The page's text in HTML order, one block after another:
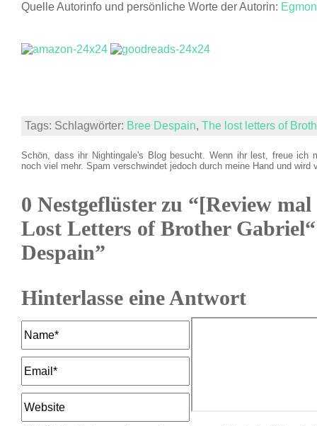
Quelle Autorinfo und persönliche Worte der Autorin:
Tags: Schlagwörter: Bree Despain, The lost letters of
Schön, dass ihr Nightingale's Blog besucht. Wenn ihr lest, freue ich
noch viel mehr. Spam verschwindet jedoch durch meine Hand und wird
0 Nestgeflüster zu “[Review
Lost Letters of Brother
Despain”
Hinterlasse eine Antwort